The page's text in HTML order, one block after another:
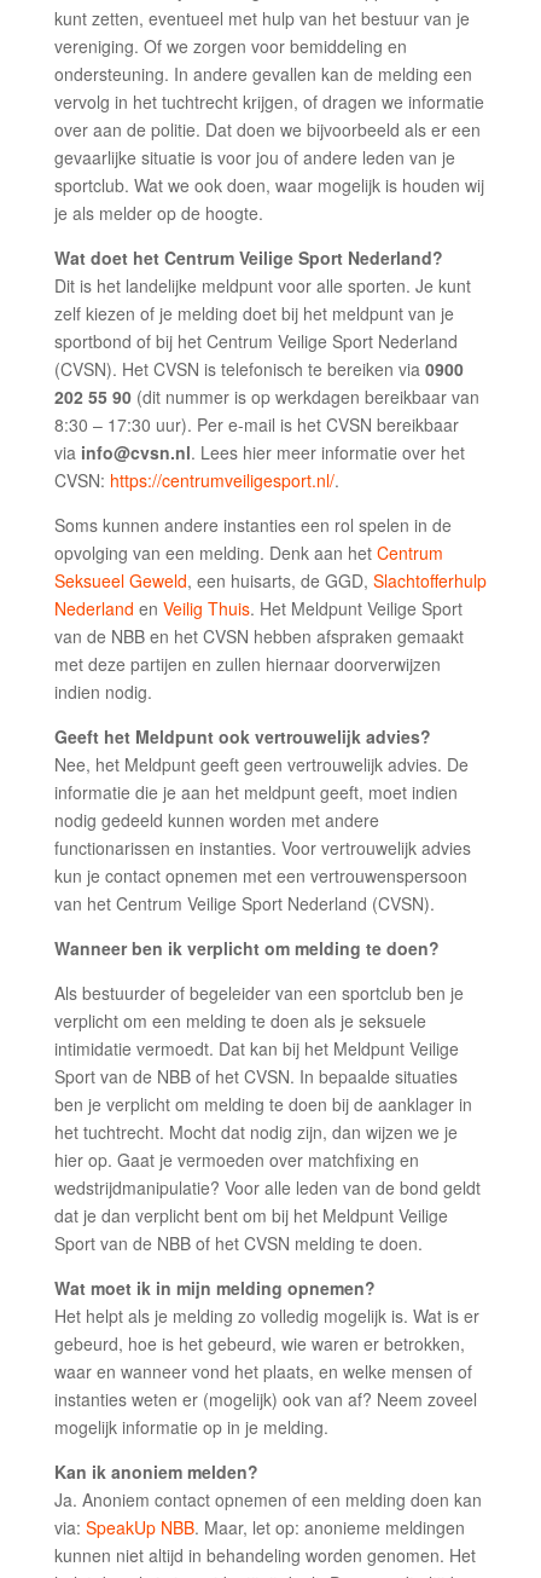
kunt zetten, eventueel met hulp van het bestuur van je
vereniging. Of we zorgen voor bemiddeling en
ondersteuning. In andere gevallen kan de melding een
vervolg in het tuchtrecht krijgen, of dragen we informatie
over aan de politie. Dat doen we bijvoorbeeld als er een
gevaarlijke situatie is voor jou of andere leden van je
sportclub. Wat we ook doen, waar mogelijk is houden wij
je als melder op de hoogte.
Wat doet het Centrum Veilige Sport Nederland?
Dit is het landelijke meldpunt voor alle sporten. Je kunt
zelf kiezen of je melding doet bij het meldpunt van je
sportbond of bij het Centrum Veilige Sport Nederland
(CVSN). Het CVSN is telefonisch te bereiken via 0900
202 55 90 (dit nummer is op werkdagen bereikbaar van
8:30 – 17:30 uur). Per e-mail is het CVSN bereikbaar
via info@cvsn.nl. Lees hier meer informatie over het
CVSN: https://centrumveiligesport.nl/.
Soms kunnen andere instanties een rol spelen in de
opvolging van een melding. Denk aan het Centrum
Seksueel Geweld, een huisarts, de GGD, Slachtofferhulp
Nederland en Veilig Thuis. Het Meldpunt Veilige Sport
van de NBB en het CVSN hebben afspraken gemaakt
met deze partijen en zullen hiernaar doorverwijzen
indien nodig.
Geeft het Meldpunt ook vertrouwelijk advies?
Nee, het Meldpunt geeft geen vertrouwelijk advies. De
informatie die je aan het meldpunt geeft, moet indien
nodig gedeeld kunnen worden met andere
functionarissen en instanties. Voor vertrouwelijk advies
kun je contact opnemen met een vertrouwenspersoon
van het Centrum Veilige Sport Nederland (CVSN).
Wanneer ben ik verplicht om melding te doen?
Als bestuurder of begeleider van een sportclub ben je
verplicht om een melding te doen als je seksuele
intimidatie vermoedt. Dat kan bij het Meldpunt Veilige
Sport van de NBB of het CVSN. In bepaalde situaties
ben je verplicht om melding te doen bij de aanklager in
het tuchtrecht. Mocht dat nodig zijn, dan wijzen we je
hier op. Gaat je vermoeden over matchfixing en
wedstrijdmanipulatie? Voor alle leden van de bond geldt
dat je dan verplicht bent om bij het Meldpunt Veilige
Sport van de NBB of het CVSN melding te doen.
Wat moet ik in mijn melding opnemen?
Het helpt als je melding zo volledig mogelijk is. Wat is er
gebeurd, hoe is het gebeurd, wie waren er betrokken,
waar en wanneer vond het plaats, en welke mensen of
instanties weten er (mogelijk) ook van af? Neem zoveel
mogelijk informatie op in je melding.
Kan ik anoniem melden?
Ja. Anoniem contact opnemen of een melding doen kan
via: SpeakUp NBB. Maar, let op: anonieme meldingen
kunnen niet altijd in behandeling worden genomen. Het